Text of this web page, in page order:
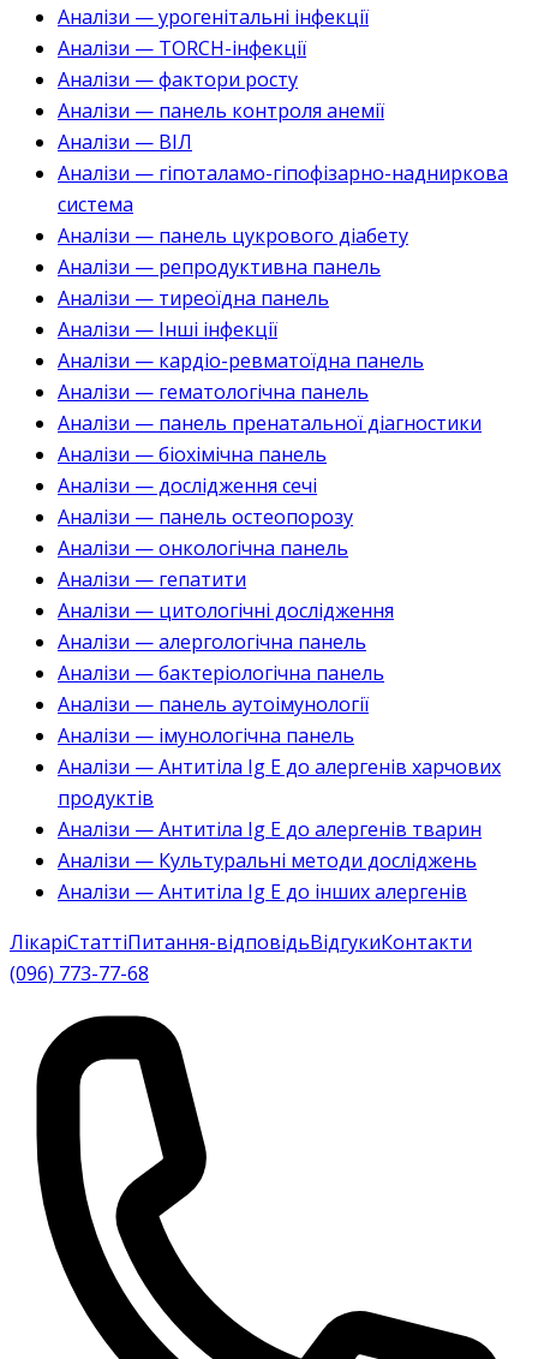
Аналізи — урогенітальні інфекції
Аналізи — TORCH-інфекції
Аналізи — фактори росту
Аналізи — панель контроля анемії
Аналізи — ВІЛ
Аналізи — гіпоталамо-гіпофізарно-надниркова
система
Аналізи — панель цукрового діабету
Аналізи — репродуктивна панель
Аналізи — тиреоїдна панель
Аналізи — Інші інфекції
Аналізи — кардіо-ревматоїдна панель
Аналізи — гематологічна панель
Аналізи — панель пренатальної діагностики
Аналізи — біохімічна панель
Аналізи — дослідження сечі
Аналізи — панель остеопорозу
Аналізи — онкологічна панель
Аналізи — гепатити
Аналізи — цитологічні дослідження
Аналізи — алергологічна панель
Аналізи — бактеріологічна панель
Аналізи — панель аутоімунології
Аналізи — імунологічна панель
Аналізи — Антитіла Ig E до алергенів харчових
продуктів
Аналізи — Антитіла Ig E до алергенів тварин
Аналізи — Культуральні методи досліджень
Аналізи — Антитіла Ig E до інших алергенів
ЛікаріСтаттіПитання-відповідьВідгукиКонтакти
(096) 773-77-68